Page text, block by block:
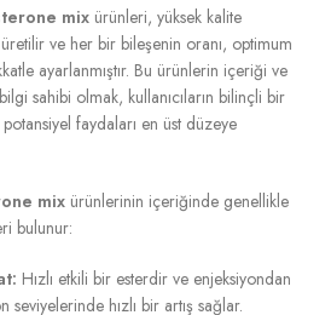
mix ürünleri, yüksek kalite
ve her bir bileşenin oranı, optimum
ayarlanmıştır. Bu ürünlerin içeriği ve
sahibi olmak, kullanıcıların bilinçli bir
faydaları en üst düzeye
mix ürünlerinin içeriğinde genellikle
bulunur:
Hızlı etkili bir esterdir ve enjeksiyondan
seviyelerinde hızlı bir artış sağlar.